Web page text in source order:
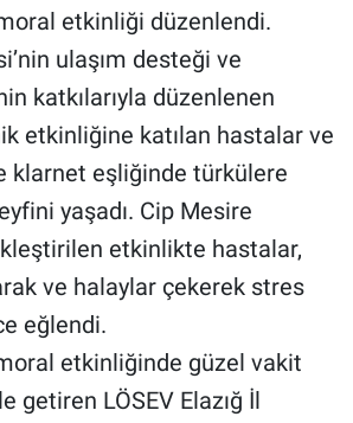
etkinliği düzenlendi.
ulaşım desteği ve
katkılarıyla düzenlenen
etkinliğine katılan hastalar ve
klarnet eşliğinde türkülere
yaşadı. Cip Mesire
etkinlikte hastalar,
ve halaylar çekerek stres
eğlendi.
etkinliğinde güzel vakit
getiren LÖSEV Elazığ İl